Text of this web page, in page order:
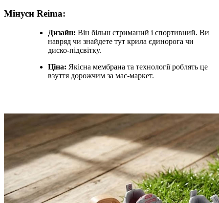
Мінуси Reima:
Дизайн: Він більш стриманий і спортивний. Ви
навряд чи знайдете тут крила єдинорога чи
диско-підсвітку.
Ціна: Якісна мембрана та технології роблять це
взуття дорожчим за мас-маркет.